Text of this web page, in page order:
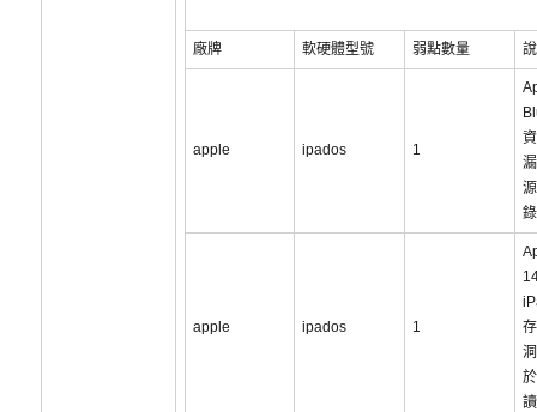
廠牌 軟硬體型號 弱點數量
apple ipados 1
apple ipados 1